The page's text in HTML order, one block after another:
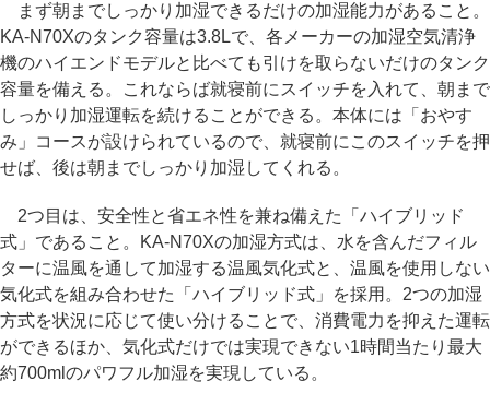
まず朝までしっかり加湿できるだけの加湿能力があること。
KA-N70Xのタンク容量は3.8Lで、各メーカーの加湿空気清浄
機のハイエンドモデルと比べても引けを取らないだけのタンク
容量を備える。これならば就寝前にスイッチを入れて、朝まで
しっかり加湿運転を続けることができる。本体には「おやす
み」コースが設けられているので、就寝前にこのスイッチを押
せば、後は朝までしっかり加湿してくれる。
2つ目は、安全性と省エネ性を兼ね備えた「ハイブリッド
式」であること。KA-N70Xの加湿方式は、水を含んだフィル
ターに温風を通して加湿する温風気化式と、温風を使用しない
気化式を組み合わせた「ハイブリッド式」を採用。2つの加湿
方式を状況に応じて使い分けることで、消費電力を抑えた運転
ができるほか、気化式だけでは実現できない1時間当たり最大
約700mlのパワフル加湿を実現している。